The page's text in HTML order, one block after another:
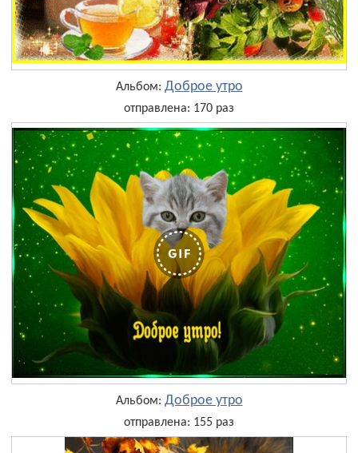
Альбом: Доброе утро
отправлена: 170 раз
Альбом: Доброе утро
отправлена: 155 раз